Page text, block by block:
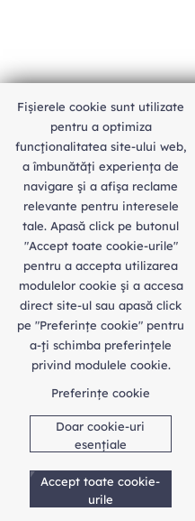
An unexpected
Fișierele cookie sunt utilizate
pentru a optimiza
funcţionalitatea site-ului web,
a îmbunătăţi experienţa de
navigare şi a afişa reclame
relevante pentru interesele
tale. Apasă click pe butonul
"Accept toate cookie-urile"
pentru a accepta utilizarea
modulelor cookie şi a accesa
direct site-ul sau apasă click
pe "Preferințe cookie" pentru
a-ţi schimba preferinţele
privind modulele cookie.
Preferințe cookie
Doar cookie-uri
esențiale
Accept toate cookie-
urile